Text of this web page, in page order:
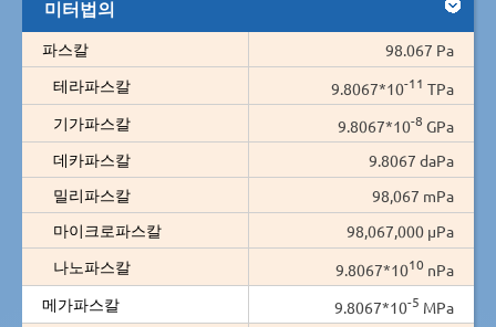
미터법의
파스칼
98.067 Pa
테라파스칼
9.8067*10-11 TPa
기가파스칼
9.8067*10-8 GPa
데카파스칼
9.8067 daPa
밀리파스칼
98,067 mPa
마이크로파스칼
98,067,000 µPa
나노파스칼
9.8067*1010 nPa
메가파스칼
9.8067*10-5 MPa